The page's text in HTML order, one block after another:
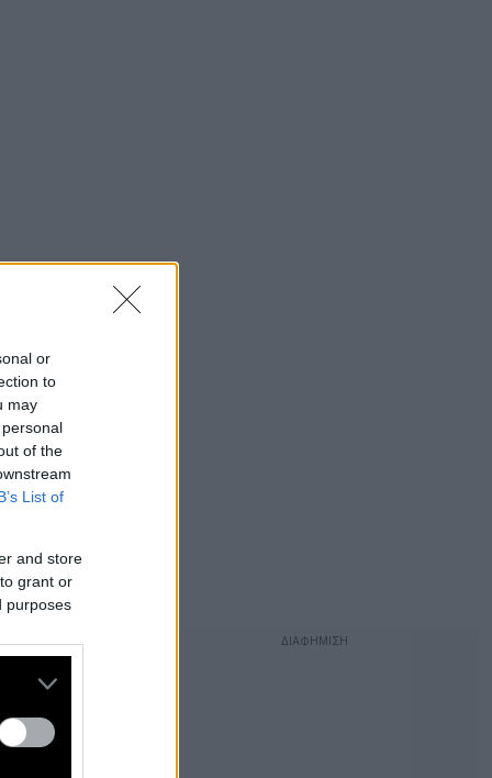
or
to
may
of the
List of
and store
grant or
purposes